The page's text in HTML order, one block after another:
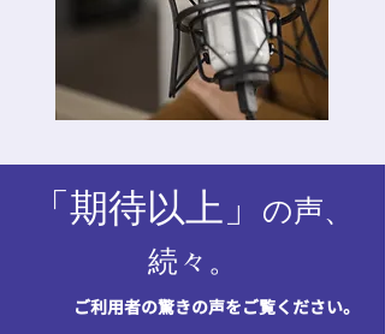
​「期待以上」 の声、
続々。
ご利用者の驚きの声をご覧ください。